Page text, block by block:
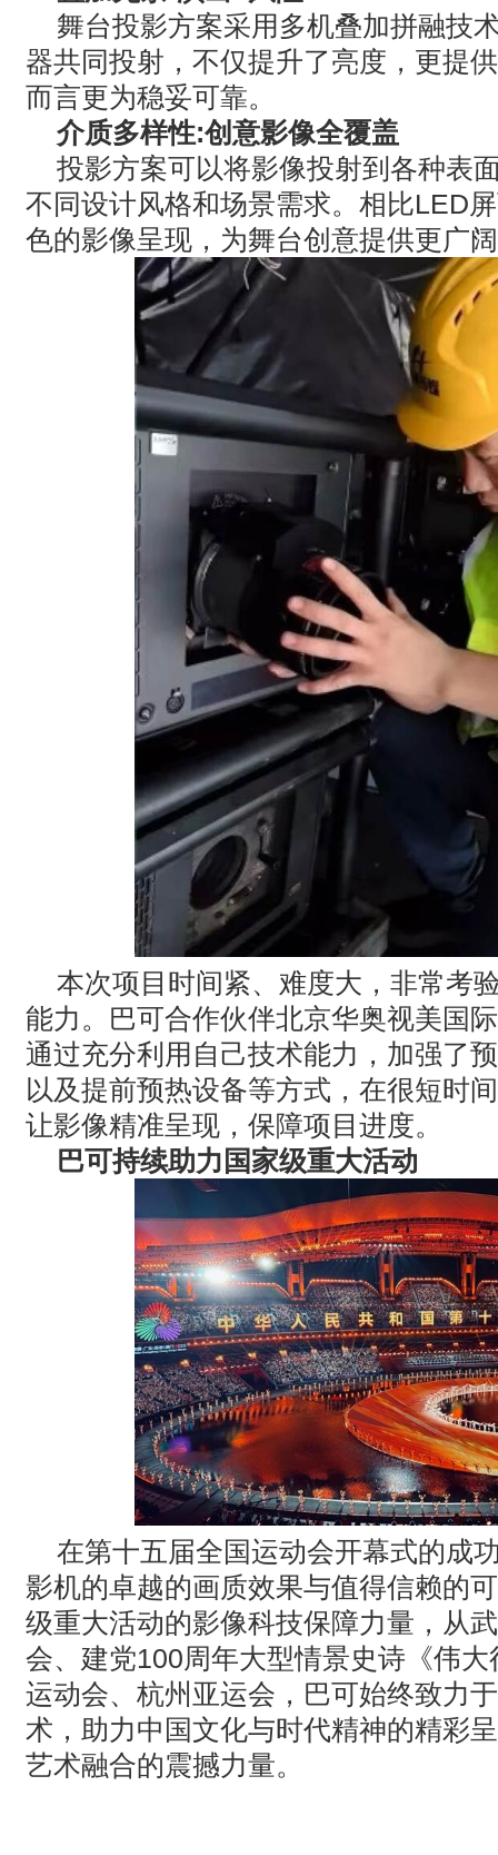
舞台投影方案采用多机叠加拼融技
器共同投射，不仅提升了亮度，更提
而言更为稳妥可靠。
介质多样性:创意影像全覆盖
投影方案可以将影像投射到各种表
不同设计风格和场景需求。相比LED
色的影像呈现，为舞台创意提供更广
本次项目时间紧、难度大，非常考
能力。巴可合作伙伴北京华奥视美国
通过充分利用自己技术能力，加强了
以及提前预热设备等方式，在很短时
让影像精准呈现，保障项目进度。
巴可持续助力国家级重大活动
在第十五届全国运动会开幕式的成
影机的卓越的画质效果与值得信赖的
级重大活动的影像科技保障力量，从
会、建党100周年大型情景史诗《伟
运动会、杭州亚运会，巴可始终致力
术，助力中国文化与时代精神的精彩
艺术融合的震撼力量。